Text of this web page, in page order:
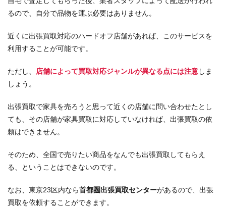
るので、自分で品物を運ぶ必要はありません。
近くに出張買取対応のハードオフ店舗があれば、このサービスを
利用することが可能です。
ただし、 店舗によって買取対応ジャンルが異なる点には注意しま
しょう。
出張買取で家具を売ろうと思って近くの店舗に問い合わせたとし
ても、その店舗が家具買取に対応していなければ、出張買取の依
頼はできません。
そのため、全国で売りたい商品をなんでも出張買取してもらえ
る、ということはできないのです。
なお、東京23区内なら首都圏出張買取センターがあるので、出張
買取を依頼することができます。